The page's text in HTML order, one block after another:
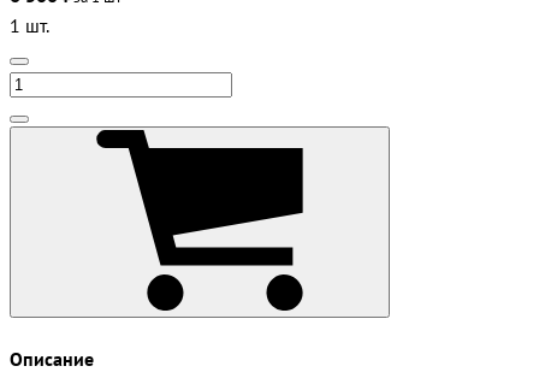
1 шт.
Описание